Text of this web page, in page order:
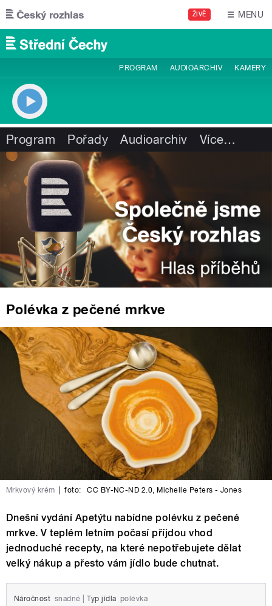
Přejít k hlavnímu obsahu
ŽIVĚ MENU
PROGRAM AUDIOARCHIV KAMERY
Program Pořady Audioarchiv Více…
Polévka z pečené mrkve
Mrkvový krém foto: CC BY-NC-ND 2.0, Michelle Peters - Jones
Dnešní vydání Apetýtu nabídne polévku z pečené
mrkve. V teplém letním počasí příjdou vhod
jednoduché recepty, na které nepotřebujete dělat
velký nákup a přesto vám jídlo bude chutnat.
Náročnost snadné Typ jídla polévka